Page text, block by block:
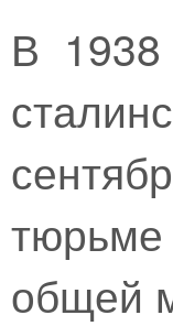
В 1938
общей